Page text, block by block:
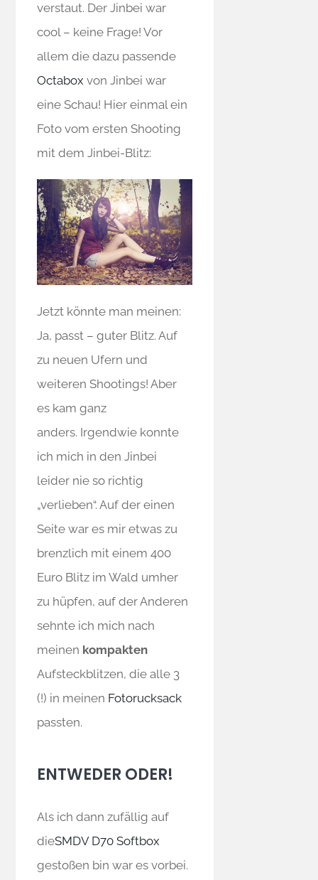
verstaut. Der Jinbei war
cool – keine Frage! Vor
allem die dazu passende
Octabox von Jinbei war
eine Schau! Hier einmal ein
Foto vom ersten Shooting
mit dem Jinbei-Blitz:
Jetzt könnte man meinen:
Ja, passt – guter Blitz. Auf
zu neuen Ufern und
weiteren Shootings! Aber
es kam ganz
anders. Irgendwie konnte
ich mich in den Jinbei
leider nie so richtig
„verlieben“. Auf der einen
Seite war es mir etwas zu
brenzlich mit einem 400
Euro Blitz im Wald umher
zu hüpfen, auf der Anderen
sehnte ich mich nach
meinen kompakten
Aufsteckblitzen, die alle 3
(!) in meinen Fotorucksack
passten.
ENTWEDER ODER!
Als ich dann zufällig auf
dieSMDV D70 Softbox
gestoßen bin war es vorbei.